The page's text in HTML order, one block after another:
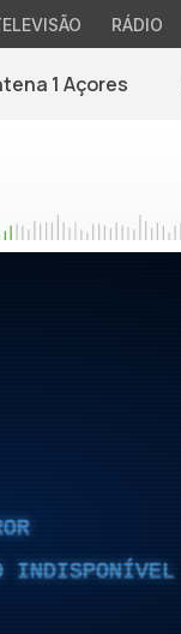
RÁDIO
1 Açores
INDISPONÍVEL